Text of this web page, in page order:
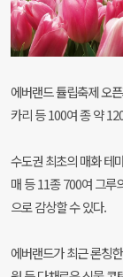
에버랜드 튤립축제 오
카리 등 100여 종 약
수도권 최초의 매화 테
매 등 11종 700여 그루
으로 감상할 수 있다.
에버랜드가 최근 론칭